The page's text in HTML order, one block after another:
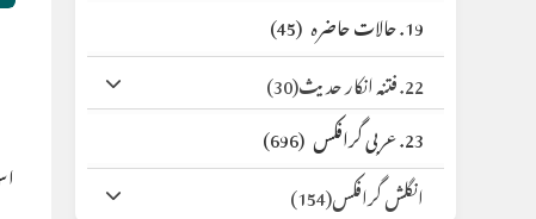
19. حالات حاضرہ
(45)
22. فتنہ انکار حدیث
(30)
23. عربی گرافکس
(696)
انگلش گرافکس(154)